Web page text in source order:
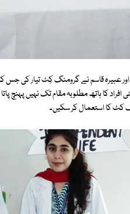
اور عبیرہ قاسم نے گرومنگ کِٹ تیار کی
کا ہاتھ مطلوبہ مقام تک نہیں پہنچ
کٹ کا استعمال کر سکیں۔